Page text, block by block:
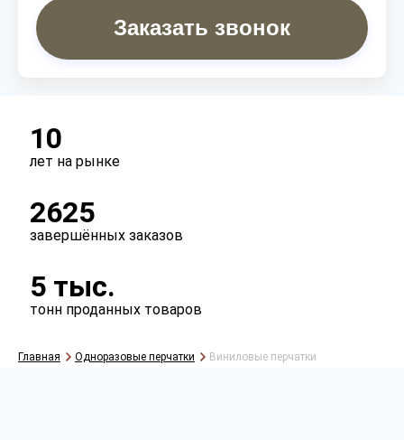
Заказать звонок
10
лет на рынке
2625
завершённых заказов
5 тыс.
тонн проданных товаров
Главная Одноразовые перчатки Виниловые перчатки